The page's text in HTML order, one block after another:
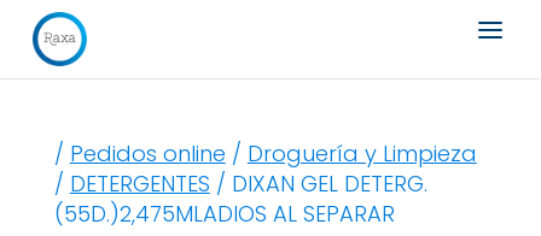
Búsqueda
de
productos
/ Pedidos online / Droguería y Limpieza
/ DETERGENTES / DIXAN GEL DETERG.
(55D.)2,475MLADIOS AL SEPARAR